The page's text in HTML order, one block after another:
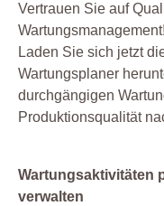
Vertrauen Sie auf
Wartungsmanagement!
Laden Sie sich jetzt
Wartungsplaner
durchgängigen
Produktionsqualität
Wartungsaktivitäten
verwalten